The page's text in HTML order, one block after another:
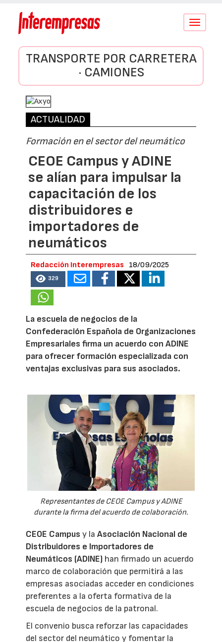
Conmutar
TRANSPORTE POR CARRETERA
· CAMIONES
ACTUALIDAD
Formación en el sector del neumático
CEOE Campus y ADINE
se alían para impulsar la
capacitación de los
distribuidores e
importadores de
neumáticos
Redacción Interempresas 18/09/2025
329
La escuela de negocios de la
Confederación Española de Organizaciones
Empresariales firma un acuerdo con ADINE
para ofrecer formación especializada con
ventajas exclusivas para sus asociados.
Representantes de CEOE Campus y ADINE
durante la firma del acuerdo de colaboración.
CEOE Campus y laAsociación Nacional de
Distribuidores e Importadores de
Neumáticos (ADINE) han firmado un acuerdo
marco de colaboración que permitirá a las
empresas asociadas acceder en condiciones
preferentes a la oferta formativa de la
escuela de negocios de la patronal.
El convenio busca reforzar las capacidades
del sector del neumático y fomentar la